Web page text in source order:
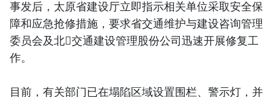
事发后，太原省建设厅立即指示相关单位采取安全保
障和应急抢修措施，要求省交通维护与建设咨询管理
委员会及北𣴓交通建设管理股份公司迅速开展修复工
作。
目前，有关部门已在塌陷区域设置围栏、警示灯，并